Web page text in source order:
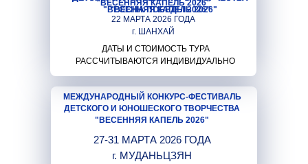
МЕЖДУНАРОДНЫЙ КОНКУРС-ФЕСТИВАЛЬ
ДЕТСКОГО И ЮНОШЕСКОГО ТВОРЧЕСТВА
"ВЕСЕННЯЯ КАПЕЛЬ 2026"
22 МАРТА 2026 ГОДА
г. ШАНХАЙ
27-31 МАРТА 2026 ГОДА
г. МУДАНЬЦЗЯН
"ВЕСЕННЯЯ КАПЕЛЬ 2026"
ДАТЫ И СТОИМОСТЬ ТУРА
РАССЧИТЫВАЮТСЯ ИНДИВИДУАЛЬНО
"ВЕСНА ПОБЕДЫ 2026"
"ВЕСЕННЯЯ КАПЕЛЬ 2026"